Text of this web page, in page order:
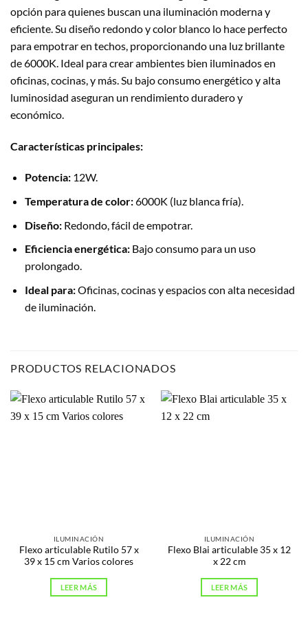
opción para quienes buscan una iluminación moderna y
eficiente. Su diseño redondo y color blanco lo hace perfecto
para empotrar en techos, proporcionando una luz brillante
de 6000K. Ideal para crear ambientes bien iluminados en
oficinas, cocinas, y más. Su bajo consumo energético y alta
luminosidad aseguran un rendimiento duradero y
económico.
Características principales:
Potencia:12W.
Temperatura de color:6000K (luz blanca fría).
Diseño:Redondo, fácil de empotrar.
Eficiencia energética:Bajo consumo para un uso
prolongado.
Ideal para:Oficinas, cocinas y espacios con alta necesidad
de iluminación.
PRODUCTOS RELACIONADOS
ILUMINACIÓN
Flexo articulable Rutilo 57 x
39 x 15 cm Varios colores
LEER MÁS
ILUMINACIÓN
Flexo Blai articulable 35 x 12
x 22 cm
LEER MÁS